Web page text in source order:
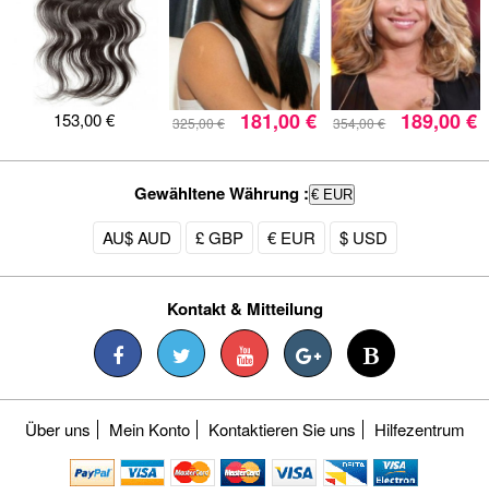
153,00 € 325,00 € 181,00 € 354,00 € 189,00 €
Gewähltene Währung : € EUR
AU$ AUD £ GBP € EUR $ USD
Kontakt & Mitteilung
Über uns Mein Konto Kontaktieren Sie uns Hilfezentrum